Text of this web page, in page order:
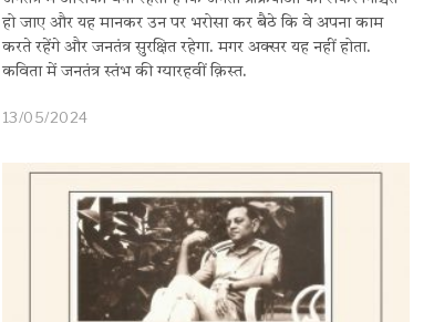
हो जाए और यह मानकर उन पर भरोसा कर बैठे कि वे अपना काम
करते रहेंगे और जनतंत्र सुरक्षित रहेगा. मगर अक्सर यह नहीं होता.
कविता में जनतंत्र स्तंभ की ग्यारहवीं क़िस्त.
13/05/2024